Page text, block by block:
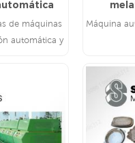
de máquinas
automática y
Máquina